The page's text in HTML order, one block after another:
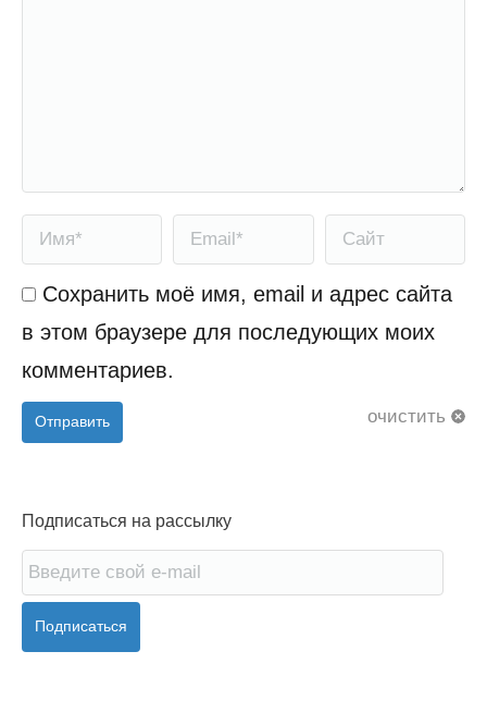
Имя * Email * Сайт
Сохранить моё имя, email и адрес сайта
в этом браузере для последующих моих
комментариев.
очистить
Отправить
Подписаться на рассылку
Подписаться